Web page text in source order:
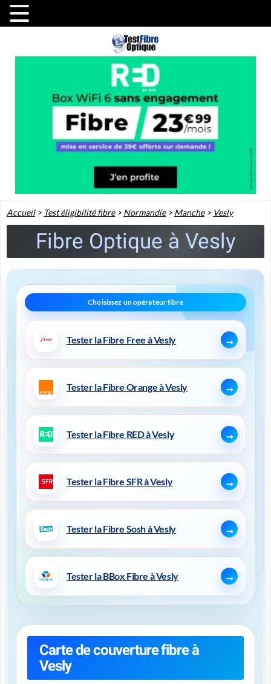
Accueil> Test éligibilité fibre>Normandie>Manche> Vesly
Fibre Optique à Vesly
Tester la Fibre Free à Vesly
Tester la Fibre Orange à Vesly
Tester la Fibre RED à Vesly
Tester la Fibre SFR à Vesly
Tester la Fibre Sosh à Vesly
Tester la BBox Fibre à Vesly
Carte de couverture fibre à
Vesly